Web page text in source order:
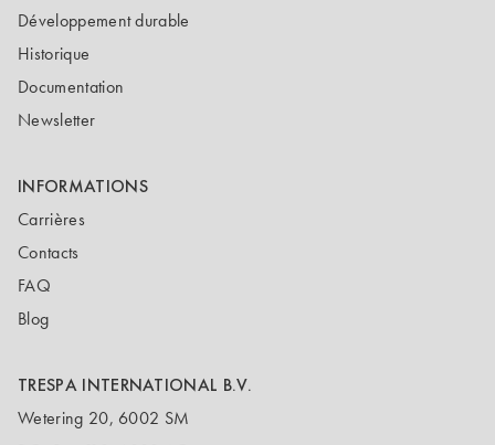
Développement durable
Historique
Documentation
Newsletter
INFORMATIONS
Carrières
Contacts
FAQ
Blog
TRESPA INTERNATIONAL B.V.
Wetering 20, 6002 SM